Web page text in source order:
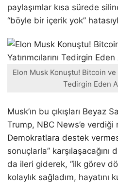
paylaşımlar kısa sürede
“böyle bir içerik yok”
Elon Musk Konuştu! Bitcoin ve
Tedirgin Eden
Musk’ın bu çıkışları Beyaz
Trump, NBC News’e verdiği
Demokratlara destek
sonuçlarla”
da ileri giderek, “ilk görev
kolaylık sağladım, hayatını